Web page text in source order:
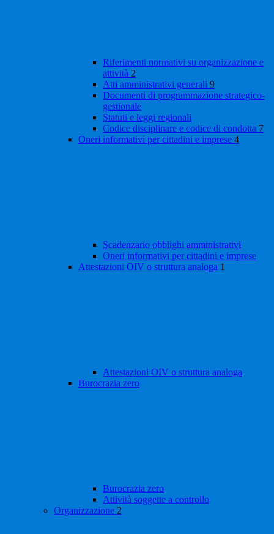
Riferimenti normativi su organizzazione e
attività 2
Atti amministrativi generali 9
Documenti di programmazione strategico-
gestionale
Statuti e leggi regionali
Codice disciplinare e codice di condotta 7
Oneri informativi per cittadini e imprese 4
Scadenzario obblighi amministrativi
Oneri informativi per cittadini e imprese
Attestazioni OIV o struttura analoga 1
Attestazioni OIV o struttura analoga
Burocrazia zero
Burocrazia zero
Attività soggette a controllo
Organizzazione 2